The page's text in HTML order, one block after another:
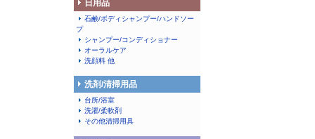
日用品
石鹸/ボディシャンプー/ハンドソー
プ
シャンプー/コンディショナー
オーラルケア
洗顔料 他
洗剤/清掃用品
台所/浴室
洗濯/柔軟剤
その他清掃用具